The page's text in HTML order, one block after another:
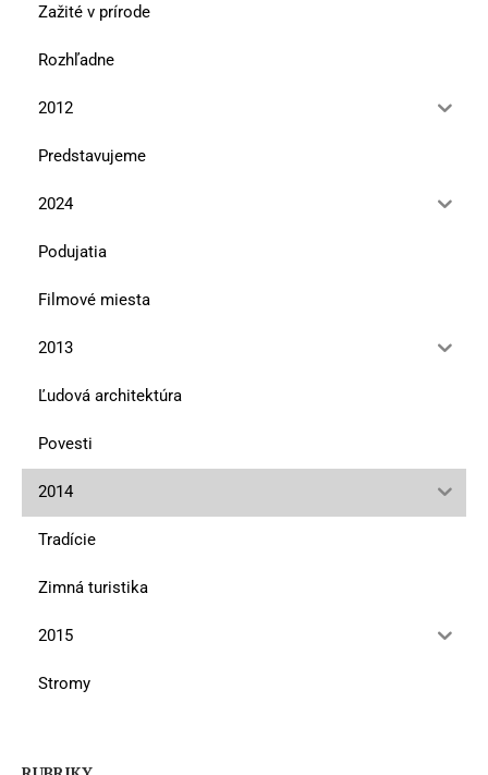
Zažité v prírode
Rozhľadne
2012
Predstavujeme
2024
Podujatia
Filmové miesta
2013
Ľudová architektúra
Povesti
2014
Tradície
Zimná turistika
2015
Stromy